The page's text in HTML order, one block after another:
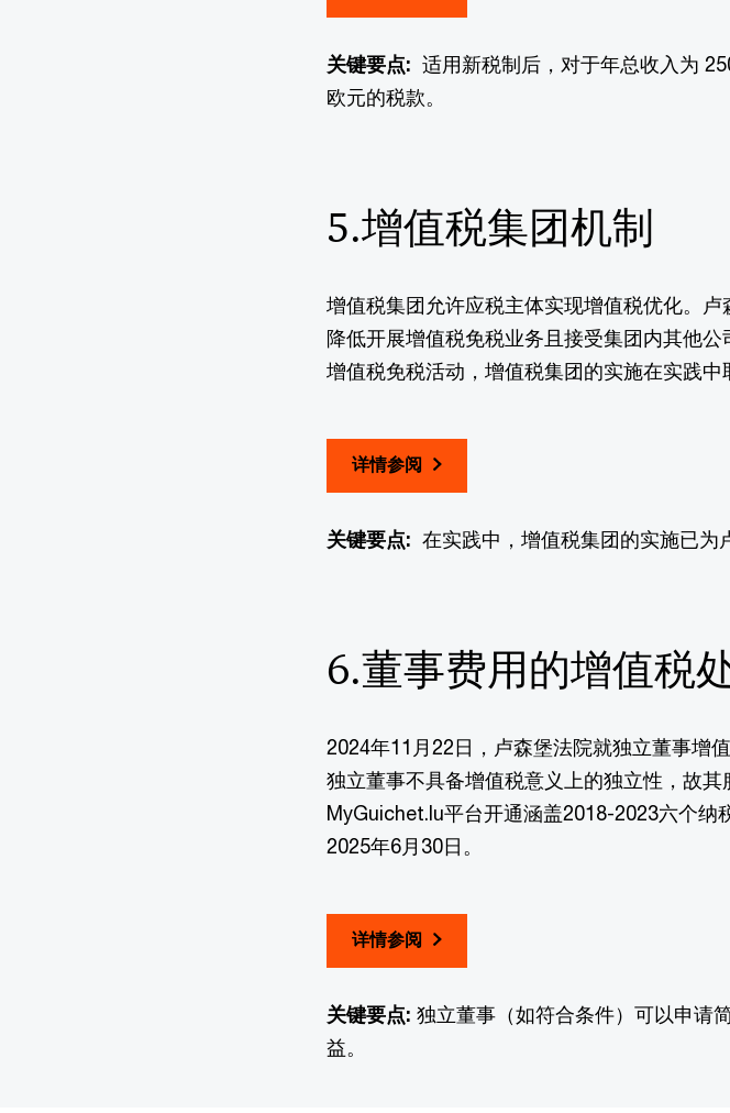
关键要点: 适用新税制后，对于年总收入为
欧元的税款。
5.增值税集团机制
增值税集团允许应税主体实现增值税优化。
降低开展增值税免税业务且接受集团内其他
增值税免税活动，增值税集团的实施在实践中
详情参阅
关键要点: 在实践中，增值税集团的实施已为
6.董事费用的增值税
2024年11月22日，卢森堡法院就独立董事增
独立董事不具备增值税意义上的独立性，故
MyGuichet.lu平台开通涵盖2018-2023六个纳
2025年6月30日。
详情参阅
关键要点: 独立董事（如符合条件）可以申请
益。